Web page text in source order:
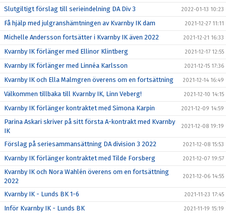
Slutgiltigt förslag till serieindelning DA Div 3 2022-01-13 10:23
Få hjälp med julgranshämtningen av Kvarnby IK dam 2021-12-27 11:11
Michelle Andersson fortsätter i Kvarnby IK även 2022 2021-12-21 16:33
Kvarnby IK förlänger med Ellinor Klintberg 2021-12-17 12:55
Kvarnby IK förlänger med Linnéa Karlsson 2021-12-15 17:36
Kvarnby IK och Ella Malmgren överens om en fortsättning 2021-12-14 16:49
Välkommen tillbaka till Kvarnby IK, Linn Veberg! 2021-12-10 14:15
Kvarnby IK förlänger kontraktet med Simona Karpin 2021-12-09 14:59
Parina Askari skriver på sitt första A-kontrakt med Kvarnby
IK
2021-12-08 19:19
Förslag på seriesammansättning DA division 3 2022 2021-12-08 15:53
Kvarnby IK förlänger kontraktet med Tilde Forsberg 2021-12-07 19:57
Kvarnby IK och Nora Wahlén överens om en fortsättning
2022
2021-12-06 14:55
Kvarnby IK - Lunds BK 1-6 2021-11-23 17:45
Inför Kvarnby IK - Lunds BK 2021-11-19 15:19